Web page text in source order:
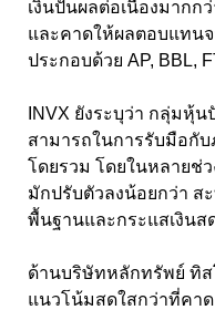
เงินปันผลต่อเนื่องมากก
และคาดให้ผลตอบแทน
ประกอบด้วย AP, BBL,
INVX ยังระบุว่า กลุ่มหุ้
สามารถในการรับมือกั
โดยรวม โดยในหลายช่
มักปรับตัวลงน้อยกว่า ส
พื้นฐานและกระแสเงินส
ด้านบริษัทหลักทรัพย์ ทิส
แนวโน้มสดใสกว่าที่คา